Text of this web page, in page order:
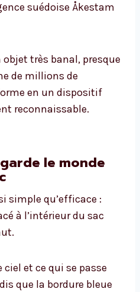
suédoise Åkestam
très banal, presque
de millions de
en un dispositif
reconnaissable.
le monde
simple qu’efficace :
à l’intérieur du sac
et ce qui se passe
que la bordure bleue